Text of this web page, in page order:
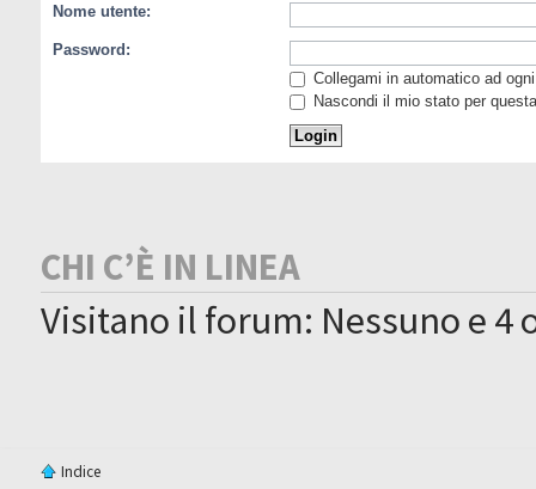
Nome utente:
Password:
Collegami in automatico ad
Nascondi il mio stato per
CHI C’È IN LINEA
Visitano il forum: Nessuno e 4
Indice